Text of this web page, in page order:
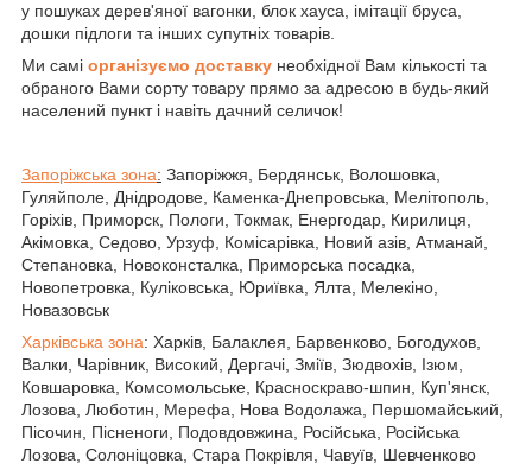
у пошуках дерев'яної вагонки, блок хауса, імітації бруса,
дошки підлоги та інших супутніх товарів.
Ми самі організуємо доставку необхідної Вам кількості та
обраного Вами сорту товару прямо за адресою в будь-який
населений пункт і навіть дачний селичок!
Запоріжська зона: Запоріжжя, Бердянськ, Волошовка,
Гуляйполе, Днідродове, Каменка-Днепровська, Мелітополь,
Горіхів, Приморск, Пологи, Токмак, Енергодар, Кирилиця,
Акімовка, Седово, Урзуф, Комісарівка, Новий азів, Атманай,
Степановка, Новоконсталка, Приморська посадка,
Новопетровка, Куліковська, Юриївка, Ялта, Мелекіно,
Новазовськ
Харківська зона: Харків, Балаклея, Барвенково, Богодухов,
Валки, Чарівник, Високий, Дергачі, Зміїв, Зюдвохів, Ізюм,
Ковшаровка, Комсомольське, Красноскраво-шпин, Куп'янск,
Лозова, Люботин, Мерефа, Нова Водолажа, Першомайський,
Пісочин, Пісненоги, Подовдовжина, Російська, Російська
Лозова, Солоніцовка, Стара Покрівля, Чавуїв, Шевченково